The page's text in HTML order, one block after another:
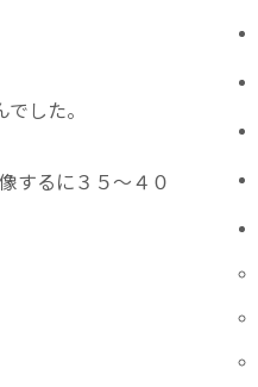
した。
するに３５〜４０